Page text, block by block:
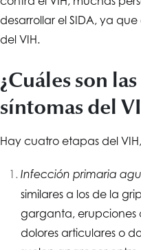
desarrollar el SIDA, ya
del VIH.
¿Cuáles son
síntomas del
Hay cuatro etapas del
Infección primaria
similares a los de la
garganta, erupciones
dolores articulares o